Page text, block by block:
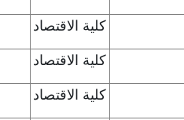
كلية الاقتصاد
كلية الاقتصاد
كلية الاقتصاد